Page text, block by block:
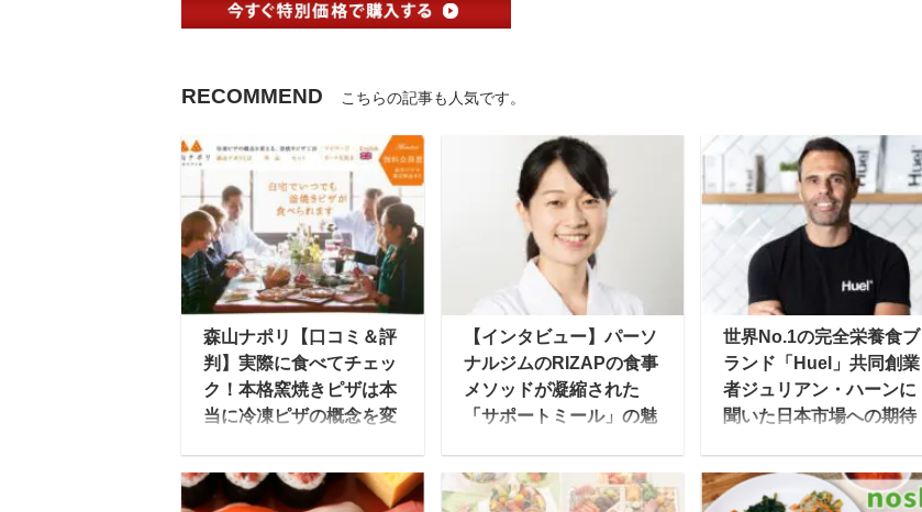
RECOMMEND こちらの記事も人気です。
森山ナポリ【口コミ＆評
判】実際に食べてチェッ
ク！本格窯焼きピザは本
当に冷凍ピザの概念を変
森山ナポリとは、北陸の
古都・金沢生まれの、厳
【インタビュー】パーソ
ナルジムのRIZAPの食事
メソッドが凝縮された
「サポートミール」の魅
”結果にコミットする”プ
ライベートジムで有名な
世界No.1の完全栄養食ブ
ランド「Huel」共同創業
者ジュリアン・ハーンに
聞いた日本市場への期待
に必要な栄養素を手軽に
とることができる完全栄